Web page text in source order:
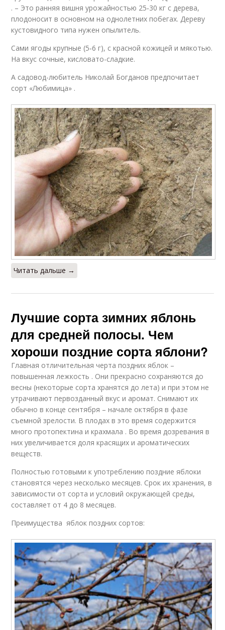
. – Это ранняя вишня урожайностью 25‑30 кг с дерева,
плодоносит в основном на однолетних побегах. Дереву
кустовидного типа нужен опылитель.
Сами ягоды крупные (5‑6 г), с красной кожицей и мякотью.
На вкус сочные, кисловато-сладкие.
А садовод-любитель Николай Богданов предпочитает
сорт «Любимица» .
Читать дальше →
Лучшие сорта зимних яблонь
для средней полосы. Чем
хороши поздние сорта яблони?
Главная отличительная черта поздних яблок –
повышенная лежкость . Они прекрасно сохраняются до
весны (некоторые сорта хранятся до лета) и при этом не
утрачивают первозданный вкус и аромат. Снимают их
обычно в конце сентября – начале октября в фазе
съемной зрелости. В плодах в это время содержится
много протопектина и крахмала . Во время дозревания в
них увеличивается доля красящих и ароматических
веществ.
Полностью готовыми к употреблению поздние яблоки
становятся через несколько месяцев. Срок их хранения, в
зависимости от сорта и условий окружающей среды,
составляет от 4 до 8 месяцев.
Преимущества яблок поздних сортов: